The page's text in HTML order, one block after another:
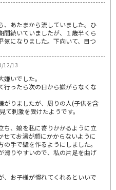
、あたまから流していました。ひ
間続いていましたが、１歳半くら
気になりました。下向いて、目つ
12/13
いでした。
行ったら次の日から嫌がらなくな
がりましたが、周りの人(子供を含
て刺激を受けたようです。
ち、娘を私に寄りかかるように立
せてお湯が顔にかからないように
手で壁を作るようにしました。
滑りやすいので、私の片足を曲げ
、お子様が慣れてくれるといいで